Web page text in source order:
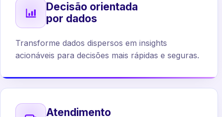
Decisão orientada
por dados
Transforme dados dispersos em insights
acionáveis para decisões mais rápidas e seguras.
Atendimento